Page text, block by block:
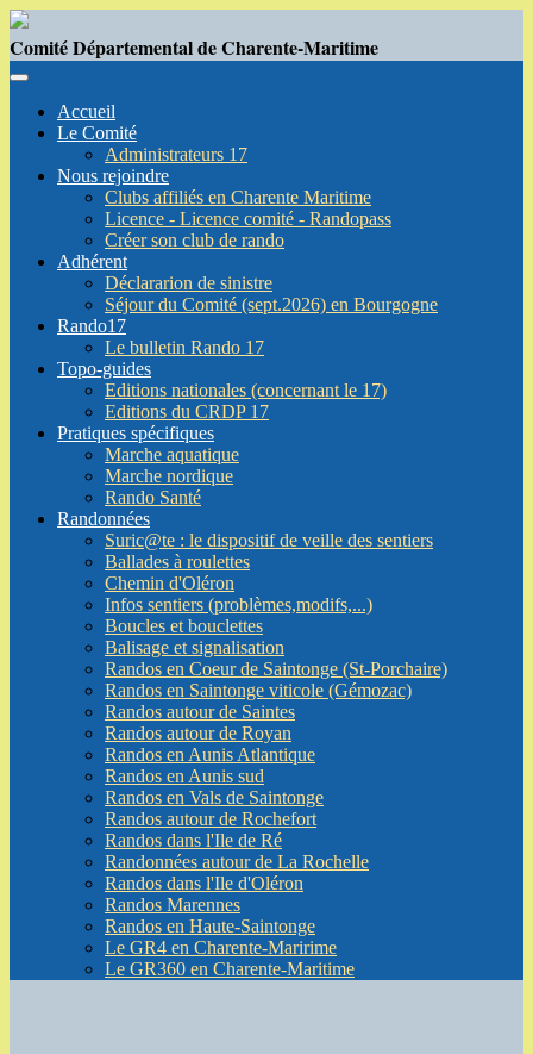
Comité Départemental de Charente-Maritime
Accueil
Le Comité
Administrateurs 17
Nous rejoindre
Clubs affiliés en Charente Maritime
Licence - Licence comité - Randopass
Créer son club de rando
Adhérent
Déclararion de sinistre
Séjour du Comité (sept.2026) en Bourgogne
Rando17
Le bulletin Rando 17
Topo-guides
Editions nationales (concernant le 17)
Editions du CRDP 17
Pratiques spécifiques
Marche aquatique
Marche nordique
Rando Santé
Randonnées
Suric@te : le dispositif de veille des sentiers
Ballades à roulettes
Chemin d'Oléron
Infos sentiers (problèmes,modifs,...)
Boucles et bouclettes
Balisage et signalisation
Randos en Coeur de Saintonge (St-Porchaire)
Randos en Saintonge viticole (Gémozac)
Randos autour de Saintes
Randos autour de Royan
Randos en Aunis Atlantique
Randos en Aunis sud
Randos en Vals de Saintonge
Randos autour de Rochefort
Randos dans l'Ile de Ré
Randonnées autour de La Rochelle
Randos dans l'Ile d'Oléron
Randos Marennes
Randos en Haute-Saintonge
Le GR4 en Charente-Maririme
Le GR360 en Charente-Maritime